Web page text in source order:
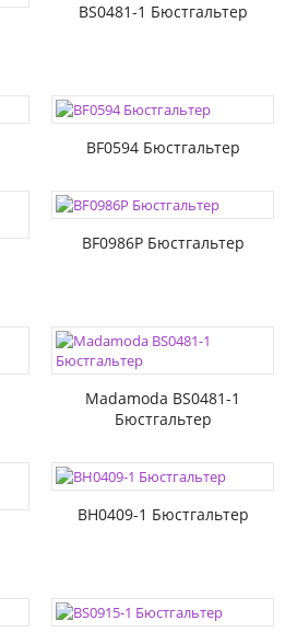
BS0481-1 Бюстгальтер
BF0594 Бюстгальтер
BF0986P Бюстгальтер
Madamoda BS0481-1
Бюстгальтер
BH0409-1 Бюстгальтер